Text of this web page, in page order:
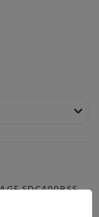
SDC400BSS